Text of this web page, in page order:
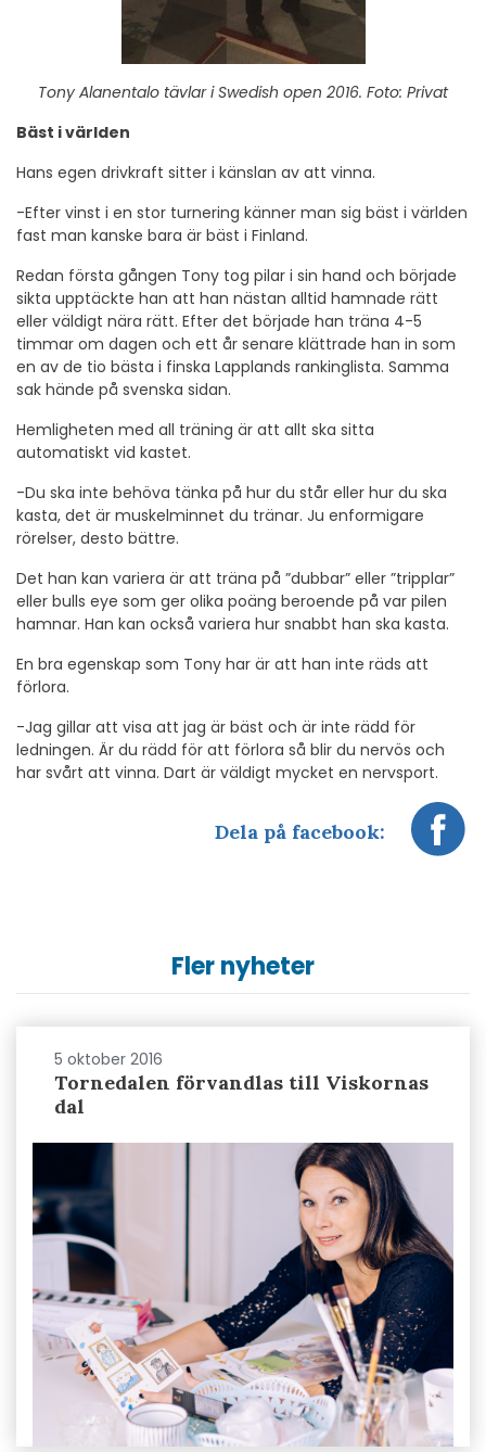
Tony Alanentalo tävlar i Swedish open 2016. Foto: Privat
Bäst i världen
Hans egen drivkraft sitter i känslan av att vinna.
-Efter vinst i en stor turnering känner man sig bäst i världen
fast man kanske bara är bäst i Finland.
Redan första gången Tony tog pilar i sin hand och började
sikta upptäckte han att han nästan alltid hamnade rätt
eller väldigt nära rätt. Efter det började han träna 4-5
timmar om dagen och ett år senare klättrade han in som
en av de tio bästa i finska Lapplands rankinglista. Samma
sak hände på svenska sidan.
Hemligheten med all träning är att allt ska sitta
automatiskt vid kastet.
-Du ska inte behöva tänka på hur du står eller hur du ska
kasta, det är muskelminnet du tränar. Ju enformigare
rörelser, desto bättre.
Det han kan variera är att träna på ”dubbar” eller ”tripplar”
eller bulls eye som ger olika poäng beroende på var pilen
hamnar. Han kan också variera hur snabbt han ska kasta.
En bra egenskap som Tony har är att han inte räds att
förlora.
-Jag gillar att visa att jag är bäst och är inte rädd för
ledningen. Är du rädd för att förlora så blir du nervös och
har svårt att vinna. Dart är väldigt mycket en nervsport.
Dela på facebook:
Fler nyheter
5 oktober 2016
Tornedalen förvandlas till Viskornas
dal